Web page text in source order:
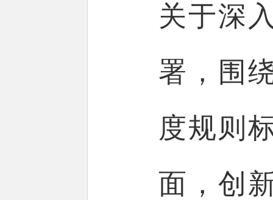
关于深
署，围
度规则
面，创